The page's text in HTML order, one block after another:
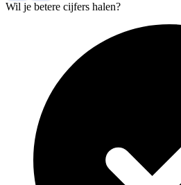
Wil je betere cijfers halen?